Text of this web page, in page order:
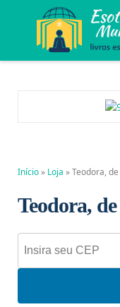
Início» Loja »Teodora,
Teodora,